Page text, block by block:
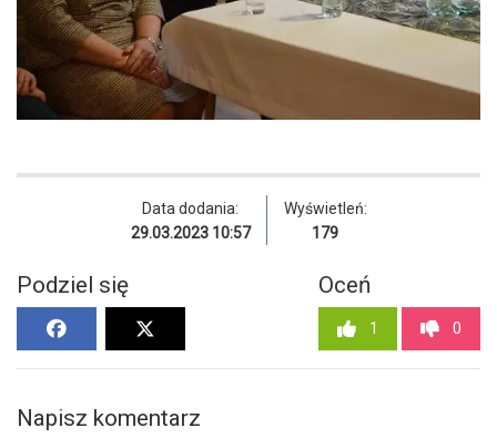
Data dodania:
29.03.2023 10:57
Wyświetleń:
179
Podziel się Oceń
1 0
Napisz komentarz